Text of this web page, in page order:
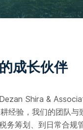
成长伙伴
Shira &
经验，我们的团队
务筹划、到日常合规